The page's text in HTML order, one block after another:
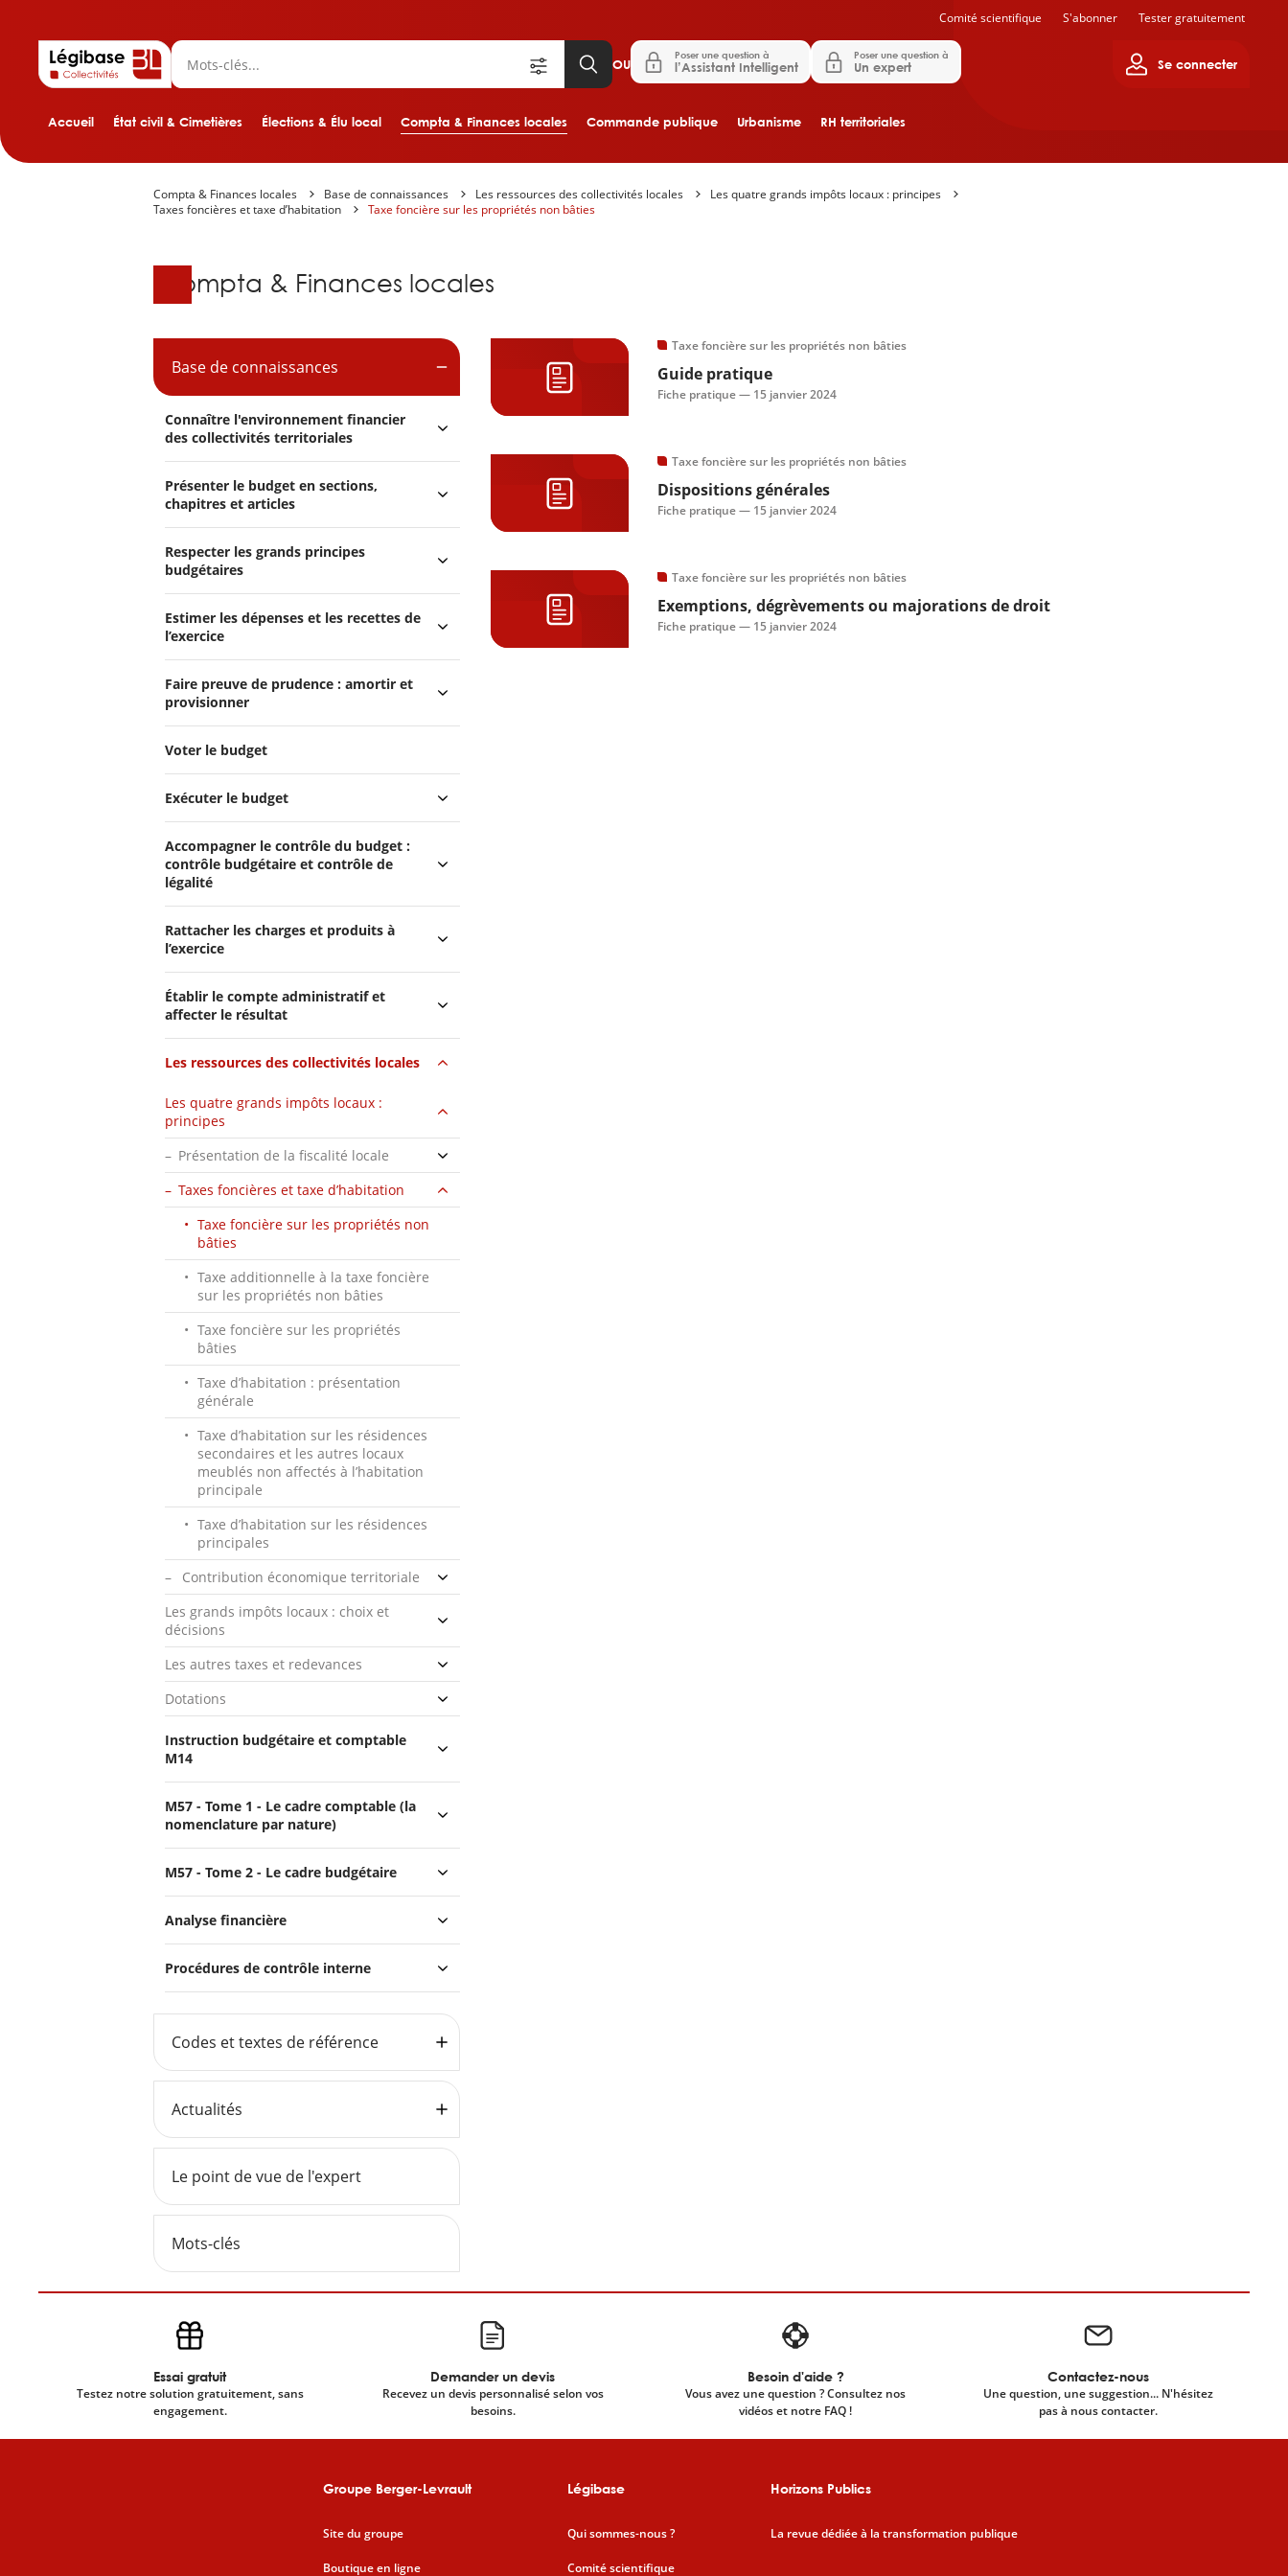
Aller au contenu principal
Accueil État civil & Cimetières Élections & Élu local Compta & Finances locales Commande publique Urbanisme RH territoriales
OU
Poser une question à
l’Assistant Intelligent
Poser une question à
Un expert Se connecter
Comité scientifique S'abonner Tester gratuitement
Compta & Finances locales Base de connaissances Les ressources des collectivités locales
Les quatre grands impôts locaux : principes
Taxes foncières et taxe d’habitation
Taxe foncière sur les propriétés non bâties
Base de connaissances
Compta & Finances locales
Taxe foncière sur les propriétés non bâties
Guide pratique
Fiche pratique — 15 janvier 2024
Taxe foncière sur les propriétés non bâties
Dispositions générales
Fiche pratique — 15 janvier 2024
Taxe foncière sur les propriétés non bâties
Exemptions, dégrèvements ou majorations de droit
Fiche pratique — 15 janvier 2024
Base de connaissances
Connaître l'environnement financier
des collectivités territoriales
Présenter le budget en sections,
chapitres et articles
Respecter les grands principes
budgétaires
Estimer les dépenses et les recettes de
l’exercice
Faire preuve de prudence : amortir et
provisionner
Voter le budget
Exécuter le budget
Accompagner le contrôle du budget :
contrôle budgétaire et contrôle de
légalité
Rattacher les charges et produits à
l’exercice
Établir le compte administratif et
affecter le résultat
Les ressources des collectivités locales
Les quatre grands impôts locaux :
principes
Présentation de la fiscalité locale
Taxes foncières et taxe d’habitation
Taxe foncière sur les propriétés non
bâties
Taxe additionnelle à la taxe foncière
sur les propriétés non bâties
Taxe foncière sur les propriétés
bâties
Taxe d’habitation : présentation
générale
Taxe d’habitation sur les résidences
secondaires et les autres locaux
meublés non affectés à l’habitation
principale
Taxe d’habitation sur les résidences
principales
Contribution économique territoriale
Les grands impôts locaux : choix et
décisions
Les autres taxes et redevances
Dotations
Instruction budgétaire et comptable
M14
M57 - Tome 1 - Le cadre comptable (la
nomenclature par nature)
M57 - Tome 2 - Le cadre budgétaire
Analyse financière
Procédures de contrôle interne
Codes et textes de référence
Actualités
Le point de vue de l'expert
Mots-clés
Essai gratuit
Testez notre solution gratuitement, sans
engagement.
Demander un devis
Recevez un devis personnalisé selon vos
besoins.
Besoin d'aide ?
Vous avez une question ? Consultez nos
vidéos et notre FAQ !
Contactez-nous
Une question, une suggestion... N'hésitez
pas à nous contacter.
Groupe Berger-Levrault
Site du groupe
Boutique en ligne
Légibase
Qui sommes-nous ?
Comité scientifique
Horizons Publics
La revue dédiée à la transformation publique